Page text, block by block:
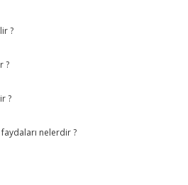
?
?
?
nelerdir ?